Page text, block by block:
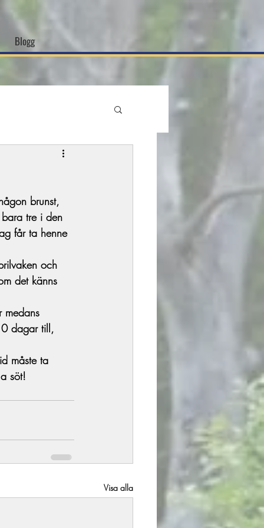
Blogg
brunst,
tre i den
får ta henne
och
det känns
medans
dagar till,
måste ta
söt!
Visa alla